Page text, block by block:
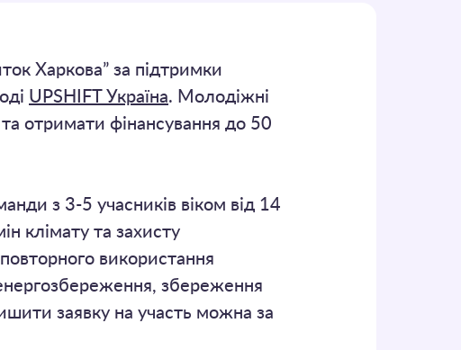
Харкова” за підтримки
UPSHIFT Україна. Молодіжні
та отримати фінансування до 50
з 3-5 учасників віком від 14
клімату та захисту
використання
збереження
заявку на участь можна за